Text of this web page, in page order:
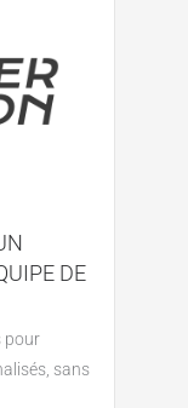
DE
pour
sans